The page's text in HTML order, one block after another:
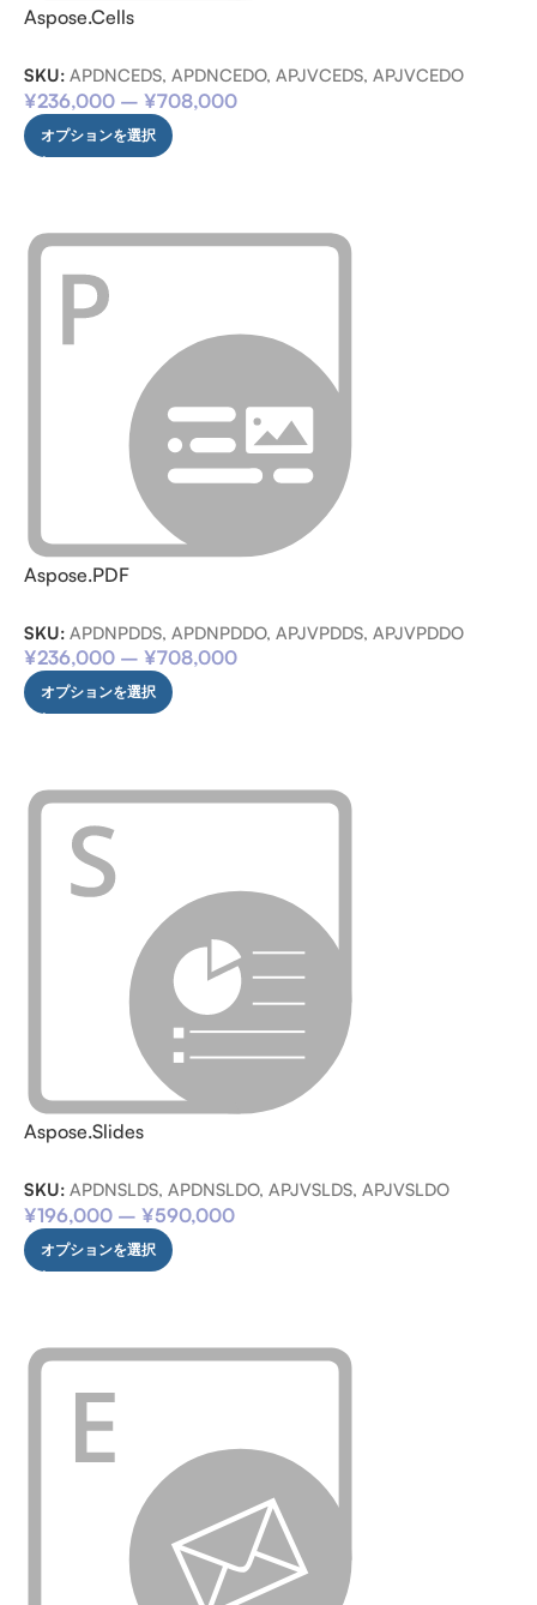
Aspose.Cells
SKU: APDNCEDS, APDNCEDO, APJVCEDS, APJVCEDO
¥236,000 – ¥708,000
オプションを選択
Aspose.PDF
SKU: APDNPDDS, APDNPDDO, APJVPDDS, APJVPDDO
¥236,000 – ¥708,000
オプションを選択
Aspose.Slides
SKU: APDNSLDS, APDNSLDO, APJVSLDS, APJVSLDO
¥196,000 – ¥590,000
オプションを選択